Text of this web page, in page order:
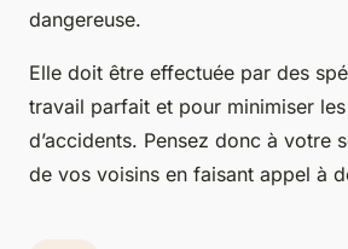
dangereuse.
Elle doit être effectuée par des
travail parfait et pour minimiser
d’accidents. Pensez donc à votre
de vos voisins en faisant appel à